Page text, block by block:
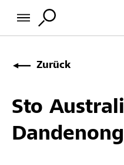
Zurück
Sto